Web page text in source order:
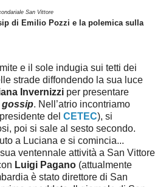
San Vittore
di Emilio Pozzi e la polemica sulla
e il sole indugia sui tetti dei
strade diffondendo la sua luce
Invernizzi per presentare
gossip. Nell’atrio incontriamo
del CETEC), si
poi si sale al sesto secondo.
a Luciana e si comincia...
ventennale attività a San Vittore
Luigi Pagano (attualmente
è stato direttore di San